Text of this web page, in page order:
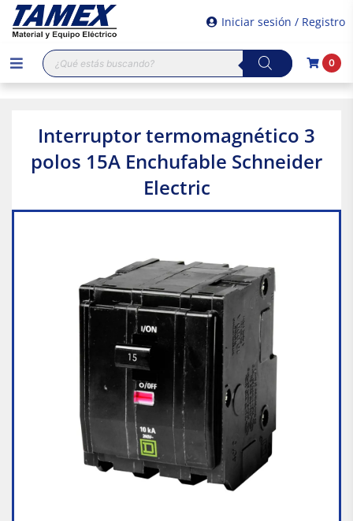
Iniciar sesión / Registro
Búsqueda
de
productos
0
Interruptor termomagnético 3
polos 15A Enchufable Schneider
Electric